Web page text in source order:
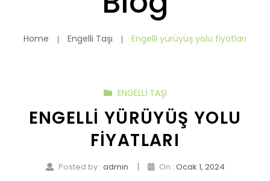
Home Engelli Taşı Engelli yürüyüş yolu fiyatları
ENGELLI TAŞI
ENGELLI YÜRÜYÜŞ YOLU
FIYATLARI
Posted by : admin | On : Ocak 1, 2024